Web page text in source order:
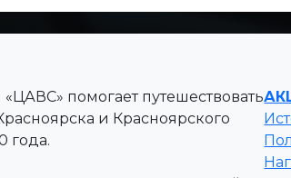
помогает путешествовать
и Красноярского
года.